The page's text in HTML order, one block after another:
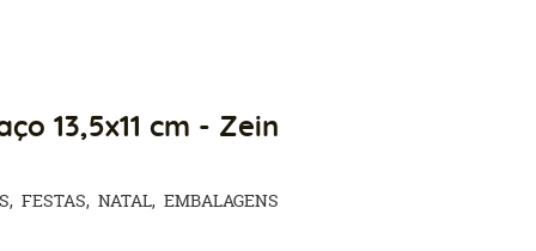
13,5x11 cm - Zein
FESTAS NATAL EMBALAGENS